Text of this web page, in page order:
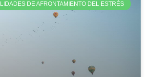
DE AFRONTAMIENTO DEL ESTRÉS